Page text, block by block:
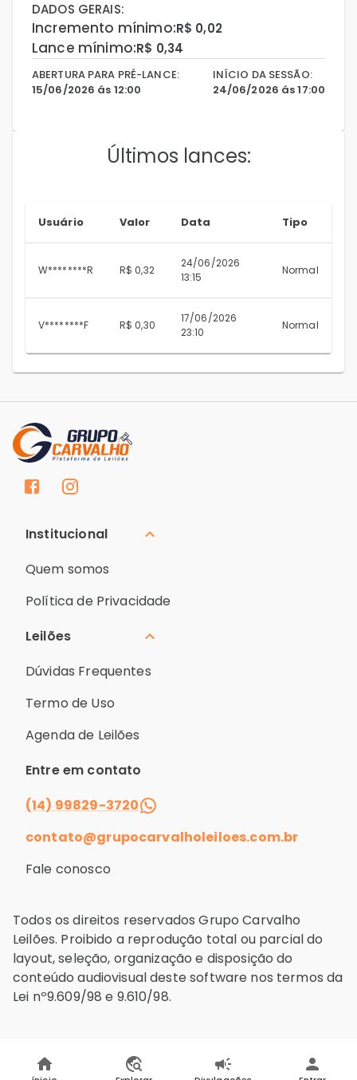
DADOS GERAIS:
Incremento mínimo:R$ 0,02
Lance mínimo:R$ 0,34
ABERTURA PARA PRÉ-LANCE:
15/06/2026 ás 12:00
INÍCIO DA SESSÃO:
24/06/2026 ás 17:00
Últimos lances:
Usuário Valor Data Tipo
W********R R$ 0,32
24/06/2026
13:15
Normal
V********F R$ 0,30
17/06/2026
23:10
Normal
Institucional
Quem somos
Política de Privacidade
Leilões
Dúvidas Frequentes
Termo de Uso
Agenda de Leilões
Entre em contato
(14) 99829-3720
contato@grupocarvalholeiloes.com.br
Fale conosco
Todos os direitos reservados Grupo Carvalho
Leilões. Proibido a reprodução total ou parcial do
layout, seleção, organização e disposição do
conteúdo audiovisual deste software nos termos da
Lei nº9.609/98 e 9.610/98.